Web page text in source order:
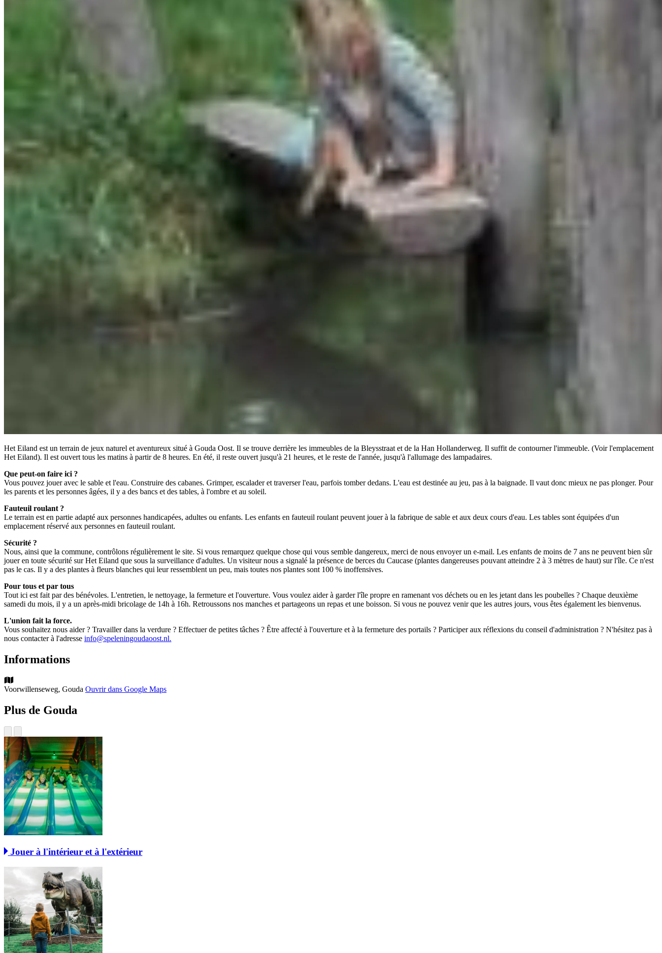
Het Eiland est un terrain de jeux naturel et aventureux situé à Gouda Oost. Il se trouve derrière les immeubles de la Bleysstraat et de la Han Hollanderweg. Il suffit de contourner l'immeuble. (Voir l'emplacement
Het Eiland). Il est ouvert tous les matins à partir de 8 heures. En été, il reste ouvert jusqu'à 21 heures, et le reste de l'année, jusqu'à l'allumage des lampadaires.
Que peut-on faire ici ?
Vous pouvez jouer avec le sable et l'eau. Construire des cabanes. Grimper, escalader et traverser l'eau, parfois tomber dedans. L'eau est destinée au jeu, pas à la baignade. Il vaut donc mieux ne pas plonger. Pour
les parents et les personnes âgées, il y a des bancs et des tables, à l'ombre et au soleil.
Fauteuil roulant ?
Le terrain est en partie adapté aux personnes handicapées, adultes ou enfants. Les enfants en fauteuil roulant peuvent jouer à la fabrique de sable et aux deux cours d'eau. Les tables sont équipées d'un
emplacement réservé aux personnes en fauteuil roulant.
Sécurité ?
Nous, ainsi que la commune, contrôlons régulièrement le site. Si vous remarquez quelque chose qui vous semble dangereux, merci de nous envoyer un e-mail. Les enfants de moins de 7 ans ne peuvent bien sûr
jouer en toute sécurité sur Het Eiland que sous la surveillance d'adultes. Un visiteur nous a signalé la présence de berces du Caucase (plantes dangereuses pouvant atteindre 2 à 3 mètres de haut) sur l'île. Ce n'est
pas le cas. Il y a des plantes à fleurs blanches qui leur ressemblent un peu, mais toutes nos plantes sont 100 % inoffensives.
Pour tous et par tous
Tout ici est fait par des bénévoles. L'entretien, le nettoyage, la fermeture et l'ouverture. Vous voulez aider à garder l'île propre en ramenant vos déchets ou en les jetant dans les poubelles ? Chaque deuxième
samedi du mois, il y a un après-midi bricolage de 14h à 16h. Retroussons nos manches et partageons un repas et une boisson. Si vous ne pouvez venir que les autres jours, vous êtes également les bienvenus.
L'union fait la force.
Vous souhaitez nous aider ? Travailler dans la verdure ? Effectuer de petites tâches ? Être affecté à l'ouverture et à la fermeture des portails ? Participer aux réflexions du conseil d'administration ? N'hésitez pas à
nous contacter à l'adresse info@speleningoudaoost.nl.
Informations
Voorwillenseweg, Gouda Ouvrir dans Google Maps
Plus de Gouda
Jouer à l'intérieur et à l'extérieur